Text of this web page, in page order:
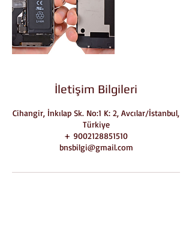
İletişim Bilgileri
Cihangir, İnkılap Sk. No:1 K: 2, Avcılar/İstanbul,
Türkiye
+ 9002128851510
bnsbilgi@gmail.com